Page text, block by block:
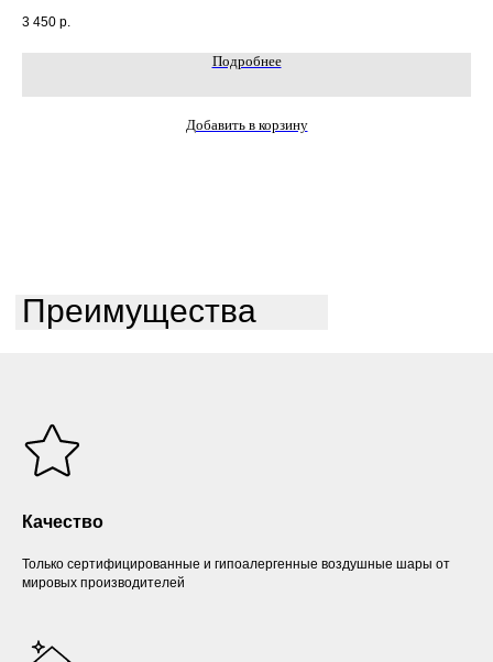
3 450 р.
Подробнее
Добавить в корзину
Преимущества
Качество
Только сертифицированные и гипоалергенные воздушные шары от
мировых производителей